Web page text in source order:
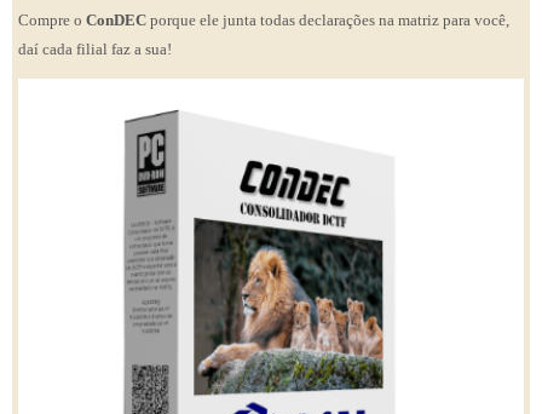
Compre o ConDEC porque ele junta todas declarações na matriz para você,
daí cada filial faz a sua!